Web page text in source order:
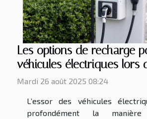
Les options de recharge
véhicules électriques lors
Mardi 26 août 2025 08:24
L’essor des véhicules
profondément la